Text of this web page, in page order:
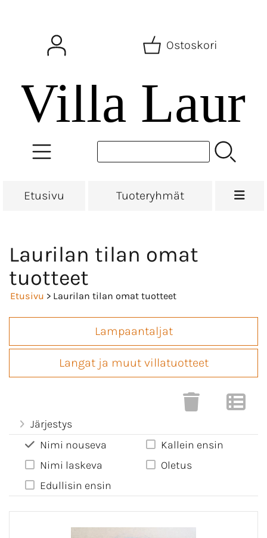
Ostoskori
Etusivu Tuoteryhmät
Laurilan tilan omat
tuotteet
Etusivu > Laurilan tilan omat tuotteet
Lampaantaljat
Langat ja muut villatuotteet
Järjestys
Nimi nouseva
Nimi laskeva
Edullisin ensin
Kallein ensin
Oletus